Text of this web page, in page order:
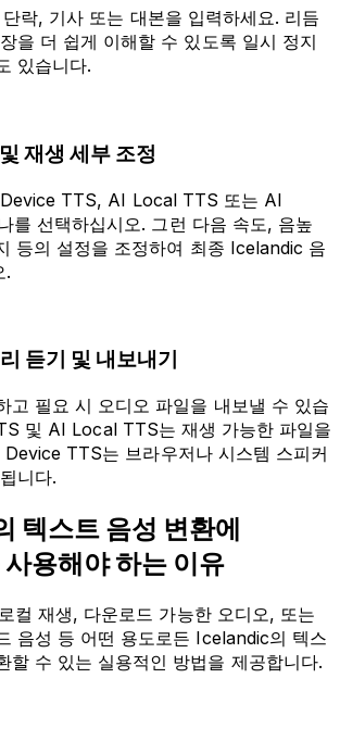
락, 기사 또는 대본을 입력하세요. 리듬
을 더 쉽게 이해할 수 있도록 일시 정지
있습니다.
재생 세부 조정
TTS, AI Local TTS 또는 AI
를 선택하십시오. 그런 다음 속도, 음높
등의 설정을 조정하여 최종 Icelandic 음
.
듣기 및 내보내기
고 필요 시 오디오 파일을 내보낼 수 있습
및 AI Local TTS는 재생 가능한 파일을
TTS는 브라우저나 시스템 스피커
니다.
스트 음성 변환에
용해야 하는 이유
컬 재생, 다운로드 가능한 오디오, 또는
음성 등 어떤 용도로든 Icelandic의 텍스
할 수 있는 실용적인 방법을 제공합니다.